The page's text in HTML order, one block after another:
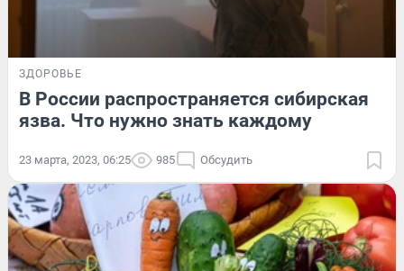
ЗДОРОВЬЕ
В России распространяется сибирская
язва. Что нужно знать каждому
23 марта, 2023, 06:25 985 Обсудить